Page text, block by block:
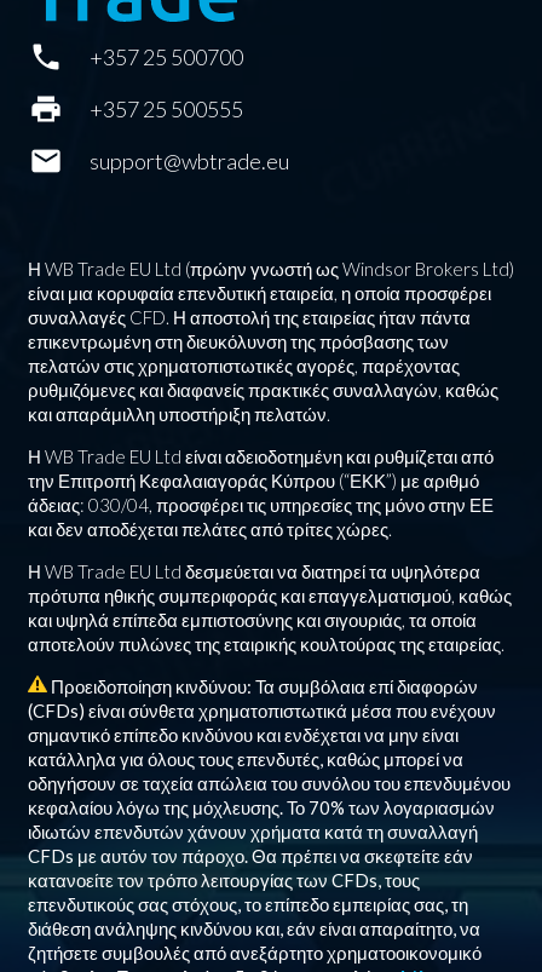
phone +357 25 500700
print +357 25 500555
mail support@wbtrade.eu
Η WB Trade EU Ltd (πρώην γνωστή ως Windsor Brokers Ltd)
είναι μια κορυφαία επενδυτική εταιρεία, η οποία προσφέρει
συναλλαγές CFD. Η αποστολή της εταιρείας ήταν πάντα
επικεντρωμένη στη διευκόλυνση της πρόσβασης των
πελατών στις χρηματοπιστωτικές αγορές, παρέχοντας
ρυθμιζόμενες και διαφανείς πρακτικές συναλλαγών, καθώς
και απαράμιλλη υποστήριξη πελατών.
Η WB Trade EU Ltd είναι αδειοδοτημένη και ρυθμίζεται από
την Επιτροπή Κεφαλαιαγοράς Κύπρου (“ΕΚΚ”) με αριθμό
άδειας: 030/04, προσφέρει τις υπηρεσίες της μόνο στην ΕΕ
και δεν αποδέχεται πελάτες από τρίτες χώρες.
Η WB Trade EU Ltd δεσμεύεται να διατηρεί τα υψηλότερα
πρότυπα ηθικής συμπεριφοράς και επαγγελματισμού, καθώς
και υψηλά επίπεδα εμπιστοσύνης και σιγουριάς, τα οποία
αποτελούν πυλώνες της εταιρικής κουλτούρας της εταιρείας.
Προειδοποίηση κινδύνου: Τα συμβόλαια επί διαφορών
(CFDs) είναι σύνθετα χρηματοπιστωτικά μέσα που ενέχουν
σημαντικό επίπεδο κινδύνου και ενδέχεται να μην είναι
κατάλληλα για όλους τους επενδυτές, καθώς μπορεί να
οδηγήσουν σε ταχεία απώλεια του συνόλου του επενδυμένου
κεφαλαίου λόγω της μόχλευσης. Το 70% των λογαριασμών
ιδιωτών επενδυτών χάνουν χρήματα κατά τη συναλλαγή
CFDs με αυτόν τον πάροχο. Θα πρέπει να σκεφτείτε εάν
κατανοείτε τον τρόπο λειτουργίας των CFDs, τους
επενδυτικούς σας στόχους, το επίπεδο εμπειρίας σας, τη
διάθεση ανάληψης κινδύνου και, εάν είναι απαραίτητο, να
ζητήσετε συμβουλές από ανεξάρτητο χρηματοοικονομικό